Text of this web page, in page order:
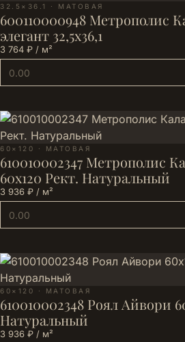
32.5×36.1 · МАТОВАЯ
600110000948 Метрополис
элегант 32,5х36,1
3 764 ₽ / м²
60×120 · МАТОВАЯ
610010002347 Метрополис
60х120 Рект. Натуральный
3 936 ₽ / м²
60×120 · МАТОВАЯ
610010002348 Рoял Айвори
Натуральный
3 936 ₽ / м²